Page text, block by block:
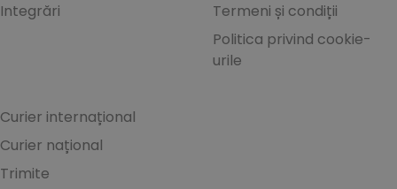
Integrări
Termeni și condiții
Politica privind cookie-
urile
Curier internațional
Curier național
Trimite